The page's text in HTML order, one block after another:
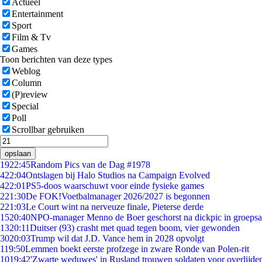
Actueel
Entertainment
Sport
Film & Tv
Games
Toon berichten van deze types
Weblog
Column
(P)review
Special
Poll
Scrollbar gebruiken
opslaan
1922:45Random Pics van de Dag #1978
422:04Ontslagen bij Halo Studios na Campaign Evolved
422:01PS5-doos waarschuwt voor einde fysieke games
221:30De FOK!Voetbalmanager 2026/2027 is begonnen
221:03Le Court wint na nerveuze finale, Pieterse derde
1520:40NPO-manager Menno de Boer geschorst na dickpic in
1320:11Duitser (93) crasht met quad tegen boom, vier gewonden
3020:03Trump wil dat J.D. Vance hem in 2028 opvolgt
119:50Lemmen boekt eerste profzege in zware Ronde van Polen-rit
1019:42'Zwarte weduwes' in Rusland trouwen soldaten voor